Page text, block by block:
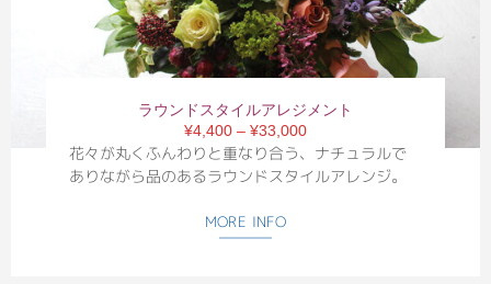
ラウンドスタイルアレジメント
¥4,400 – ¥33,000
花々が丸くふんわりと重なり合う、ナチュラルで
ありながら品のあるラウンドスタイルアレンジ。
MORE INFO